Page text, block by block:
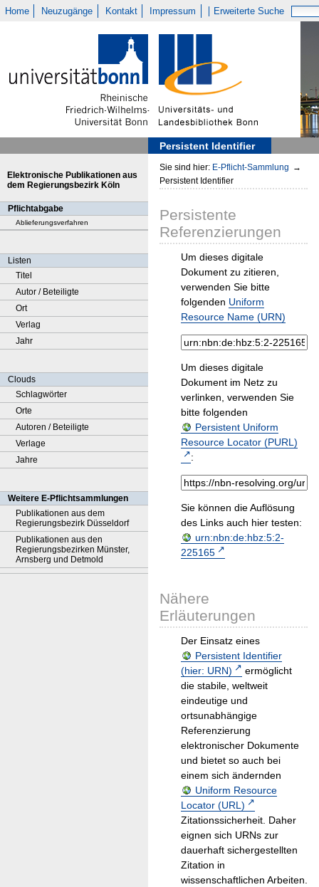
Home Neuzugänge Kontakt Impressum Erweiterte Suche
Persistent Identifier
Elektronische Publikationen aus
dem Regierungsbezirk Köln
Pflichtabgabe
Ablieferungsverfahren
Listen
Titel
Autor / Beteiligte
Ort
Verlag
Jahr
Clouds
Schlagwörter
Orte
Autoren / Beteiligte
Verlage
Jahre
Weitere E-Pflichtsammlungen
Publikationen aus dem
Regierungsbezirk Düsseldorf
Publikationen aus den
Regierungsbezirken Münster,
Arnsberg und Detmold
Sie sind hier: E-Pflicht-Sammlung →
Persistent Identifier
Persistente
Referenzierungen
Um dieses digitale
Dokument zu zitieren,
verwenden Sie bitte
folgenden Uniform
Resource Name (URN)
Um dieses digitale
Dokument im Netz zu
verlinken, verwenden Sie
bitte folgenden
Persistent Uniform
Resource Locator (PURL)
:
Sie können die Auflösung
des Links auch hier testen:
urn:nbn:de:hbz:5:2-
225165
Nähere
Erläuterungen
Der Einsatz eines
Persistent Identifier
(hier: URN)
ermöglicht
die stabile, weltweit
eindeutige und
ortsunabhängige
Referenzierung
elektronischer Dokumente
und bietet so auch bei
einem sich ändernden
Uniform Resource
Locator (URL)
Zitationssicherheit. Daher
eignen sich URNs zur
dauerhaft sichergestellten
Zitation in
wissenschaftlichen Arbeiten.